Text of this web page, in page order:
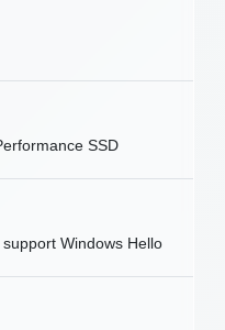
SSD
Windows Hello